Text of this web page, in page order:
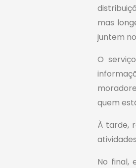
mas
juntem
O
quem
À tarde,
No final,